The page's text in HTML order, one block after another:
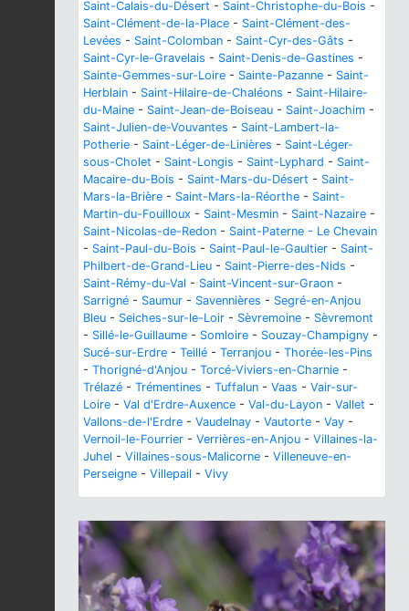
Saint-Calais-du-Désert - Saint-Christophe-du-Bois -
Saint-Clément-de-la-Place - Saint-Clément-des-
Levées - Saint-Colomban - Saint-Cyr-des-Gâts -
Saint-Cyr-le-Gravelais - Saint-Denis-de-Gastines -
Sainte-Gemmes-sur-Loire - Sainte-Pazanne - Saint-
Herblain - Saint-Hilaire-de-Chaléons - Saint-Hilaire-
du-Maine - Saint-Jean-de-Boiseau - Saint-Joachim -
Saint-Julien-de-Vouvantes - Saint-Lambert-la-
Potherie - Saint-Léger-de-Linières - Saint-Léger-
sous-Cholet - Saint-Longis - Saint-Lyphard - Saint-
Macaire-du-Bois - Saint-Mars-du-Désert - Saint-
Mars-la-Brière - Saint-Mars-la-Réorthe - Saint-
Martin-du-Fouilloux - Saint-Mesmin - Saint-Nazaire -
Saint-Nicolas-de-Redon - Saint-Paterne - Le Chevain
- Saint-Paul-du-Bois - Saint-Paul-le-Gaultier - Saint-
Philbert-de-Grand-Lieu - Saint-Pierre-des-Nids -
Saint-Rémy-du-Val - Saint-Vincent-sur-Graon -
Sarrigné - Saumur - Savennières - Segré-en-Anjou
Bleu - Seiches-sur-le-Loir - Sèvremoine - Sèvremont
- Sillé-le-Guillaume - Somloire - Souzay-Champigny -
Sucé-sur-Erdre - Teillé - Terranjou - Thorée-les-Pins
- Thorigné-d'Anjou - Torcé-Viviers-en-Charnie -
Trélazé - Trémentines - Tuffalun - Vaas - Vair-sur-
Loire - Val d'Erdre-Auxence - Val-du-Layon - Vallet -
Vallons-de-l'Erdre - Vaudelnay - Vautorte - Vay -
Vernoil-le-Fourrier - Verrières-en-Anjou - Villaines-la-
Juhel - Villaines-sous-Malicorne - Villeneuve-en-
Perseigne - Villepail - Vivy